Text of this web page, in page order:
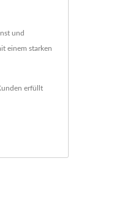
und
einem starken
erfüllt